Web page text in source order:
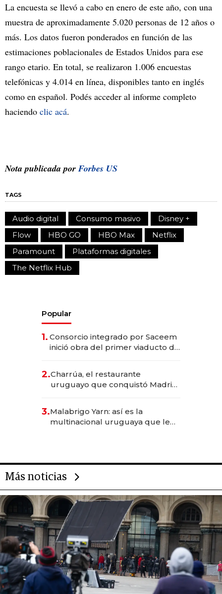
La encuesta se llevó a cabo en enero de este año, con una
muestra de aproximadamente 5.020 personas de 12 años o
más. Los datos fueron ponderados en función de las
estimaciones poblacionales de Estados Unidos para ese
rango etario. En total, se realizaron 1.006 encuestas
telefónicas y 4.014 en línea, disponibles tanto en inglés
como en español. Podés acceder al informe completo
haciendo clic acá.
Nota publicada porForbes US
TAGS
Audio digital Consumo masivo
Disney +
Flow
HBO GO HBO Max
Netflix
Paramount
Plataformas digitales
The Netflix Hub
Popular
1. Consorcio integrado por Saceem
inició obra del primer viaducto de
millones
2.Charrúa, el restaurante
uruguayo que conquistó Madrid:
anticipación y prepara apertura
3.Malabrigo Yarn: así es la
multinacional uruguaya que le
Más noticias